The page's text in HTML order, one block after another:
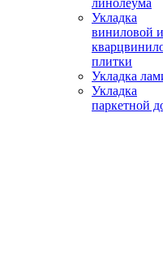
Укладка
виниловой и
плитки
Укладка
Укладка
паркетной